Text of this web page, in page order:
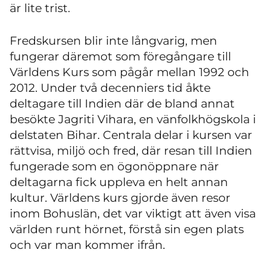
är lite trist.
Fredskursen blir inte långvarig, men
fungerar däremot som föregångare till
Världens Kurs som pågår mellan 1992 och
2012. Under två decenniers tid åkte
deltagare till Indien där de bland annat
besökte Jagriti Vihara, en vänfolkhögskola i
delstaten Bihar. Centrala delar i kursen var
rättvisa, miljö och fred, där resan till Indien
fungerade som en ögonöppnare när
deltagarna fick uppleva en helt annan
kultur. Världens kurs gjorde även resor
inom Bohuslän, det var viktigt att även visa
världen runt hörnet, förstå sin egen plats
och var man kommer ifrån.